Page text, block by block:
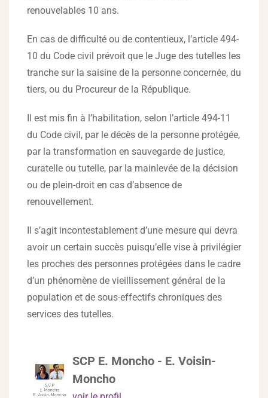
renouvelables 10 ans.
En cas de difficulté ou de contentieux, l’article 494-
10 du Code civil prévoit que le Juge des tutelles les
tranche sur la saisine de la personne concernée, du
tiers, ou du Procureur de la République.
Il est mis fin à l’habilitation, selon l’article 494-11
du Code civil, par le décès de la personne protégée,
par la transformation en sauvegarde de justice,
curatelle ou tutelle, par la mainlevée de la décision
ou de plein-droit en cas d’absence de
renouvellement.
Il s’agit incontestablement d’une mesure qui devra
avoir un certain succès puisqu’elle vise à privilégier
les proches des personnes protégées dans le cadre
d’un phénomène de vieillissement général de la
population et de sous-effectifs chroniques des
services des tutelles.
SCP E. Moncho - E. Voisin-
Moncho